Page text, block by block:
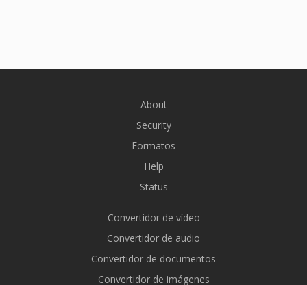
About
Security
Formatos
Help
Status
Convertidor de vídeo
Convertidor de audio
Convertidor de documentos
Convertidor de imágenes